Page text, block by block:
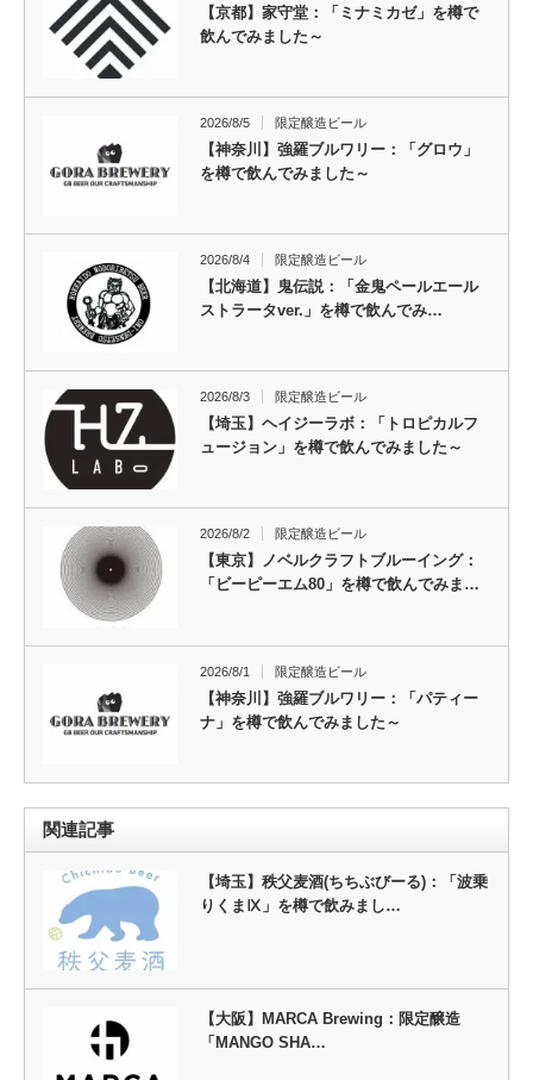
【京都】家守堂：「ミナミカゼ」を樽で
飲んでみました～
2026/8/5 限定醸造ビール
【神奈川】強羅ブルワリー：「グロウ」
を樽で飲んでみました～
2026/8/4 限定醸造ビール
【北海道】鬼伝説：「金鬼ペールエール
ストラータver.」を樽で飲んでみ…
2026/8/3 限定醸造ビール
【埼玉】ヘイジーラボ：「トロピカルフ
ュージョン」を樽で飲んでみました～
2026/8/2 限定醸造ビール
【東京】ノベルクラフトブルーイング：
「ビーピーエム80」を樽で飲んでみま…
2026/8/1 限定醸造ビール
【神奈川】強羅ブルワリー：「パティー
ナ」を樽で飲んでみました～
関連記事
【埼玉】秩父麦酒(ちちぶびーる)：「波乗
りくまⅨ」を樽で飲みまし…
【大阪】MARCA Brewing：限定醸造
「MANGO SHA…